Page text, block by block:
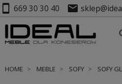
smartphone 669 30 30 40 mail
HOME MEBLE SOFY SOFY